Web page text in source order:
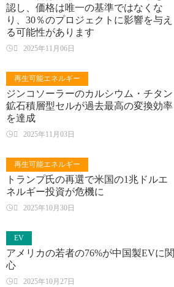
認し、価格は唯一の基準ではなくな
り、30％のプロジェクトに影響を与え
る可能性があります
 2025年11月06日
再生可能エネルギー
ジンコソーラーのカルシウム・チタン
鉱石積層型セルが過去最高の変換効率
を達成
 2025年11月03日
再生可能エネルギー
トランプ氏の再選で米国の1兆ドルエ
ネルギー投資が危機に
 2025年10月30日
EV
アメリカの若者の76%が中国製EVに関
心
 2025年10月27日